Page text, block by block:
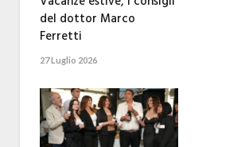
del dottor Marco
Ferretti
27 Luglio 2026